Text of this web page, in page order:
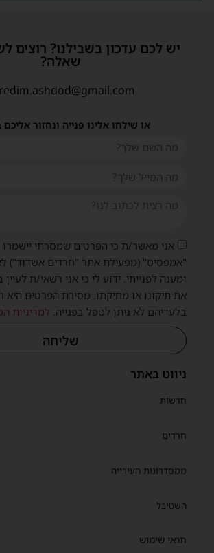
ניווט באתר
חדשות
חרדים
ממסדרונות העירייה
השטיבל
תנאי שימוש
יש לכם עדכון בשבילנו? רוצים
שאלה?
או שילחו אלינו פנייה ונחזור
אני מאשר/ת כי הפרטים שמסרתי
"אמפסיס" (מפעילת אתר "חרדים אשדוד")
ומענה לפנייתי. ידוע לי כי אני רשאי/ת
את תיקונו או מחיקתו. מסירת הפרטים היא
בלעדיהם לא ניתן לטפל בפנייה. למדיניות
שליחה